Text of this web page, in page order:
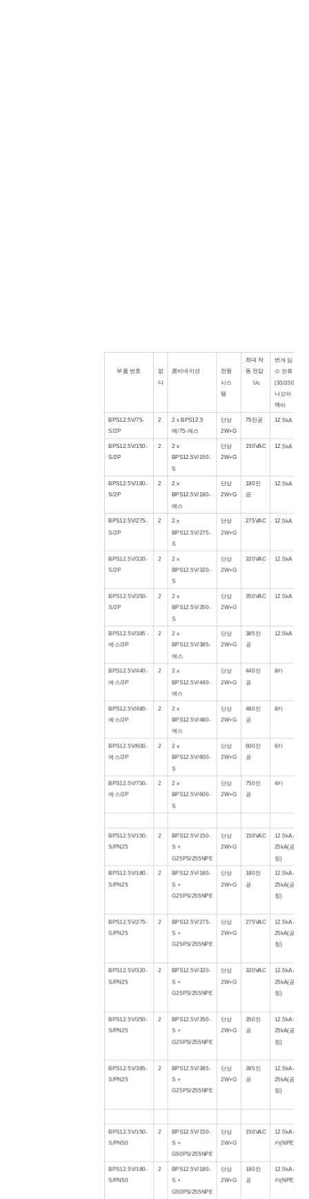
부품 번호
없
다
콤비네이션
전원
시스
템
최대 작
동 전압
Uc
번개 임펄
스 전류
(10/350μs)
나꼬마 도
깨비
BPS12.5V/75-
S/2P
2 2 x BPS12.5
에/75-에스
단상
2W+G
75진공 12.5kA
BPS12.5V/150-
S/2P
2
2 x
BPS12.5V/150-
S
단상
2W+G
150VAC 12.5kA
BPS12.5V/180-
S/2P
2
2 x
BPS12.5V/180-
에스
단상
2W+G
180진
공
12.5kA
BPS12.5V/275-
S/2P
2
2 x
BPS12.5V/275-
S
단상
2W+G
275VAC 12.5kA
BPS12.5V/320-
S/2P
2
2 x
BPS12.5V/320-
S
단상
2W+G
320VAC 12.5kA
BPS12.5V/350-
S/2P
2
2 x
BPS12.5V/350-
S
단상
2W+G
350VAC 12.5kA
BPS12.5V/385 -
에스/2P
2
2 x
BPS12.5V/385-
에스
단상
2W+G
385진
공
12.5kA
BPS12.5V/440-
에스/2P
2
2 x
BPS12.5V/440-
에스
단상
2W+G
440진
공
8카
BPS12 .5V/480-
에스/2P
2
2 x
BPS12.5V/480-
에스
단상
2W+G
480진
공
8카
BPS12.5V/600-
에스/2P
2
2 x
BPS12.5V/600-
S
단상
2W+G
600진
공
6카
BPS12.5V/750-
에스/2P
2
2 x
BPS12.5V/600-
S
단상
2W+G
750진
공
4카
BPS12.5V/150-
S/PN25
2 BPS12.5V/150-
S +
G25PS/255NPE
단상
2W+G
150VAC 12.5kA /
25kA(공
칭)
BPS12.5V/180-
S/PN25
2 BPS12.5V/180-
S +
G25PS/255NPE
단상
2W+G
180진
공
12.5kA /
25kA(공
칭)
BPS12.5V/275-
S/PN25
2 BPS12.5V/275-
S +
G25PS/255NPE
단상
2W+G
275VAC 12.5kA /
25kA(공
칭)
BPS12.5V/320-
S/PN25
2 BPS12.5V/320-
S +
G25PS/255NPE
단상
2W+G
320VAC 12.5kA /
25kA(공
칭)
BPS12.5V/350-
S/PN25
2 BPS12.5V/350-
S +
G25PS/255NPE
단상
2W+G
350진
공
12.5kA /
25kA(공
칭)
BPS12.5V/385-
S/PN25
2 BPS12.5V/385-
S +
G25PS/255NPE
단상
2W+G
385진
공
12.5kA /
25kA(공
칭)
BPS12.5V/150-
S/PN50
2 BPS12.5V/150-
S +
G50PS/255NPE
단상
2W+G
150VAC 12.5kA /
카(NPE)
BPS12.5V/180-
S/PN50
2 BPS12.5V/180-
S +
G50PS/255NPE
단상
2W+G
180진
공
12.5kA /
카(NPE)